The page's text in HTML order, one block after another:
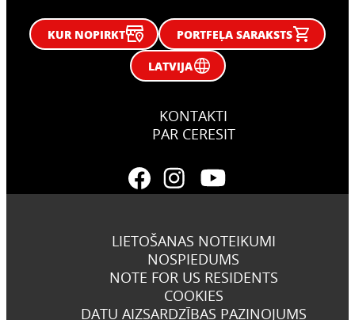
KUR NOPIRKT
PORTFEĻA SARAKSTS
LATVIJA
KONTAKTI
PAR CERESIT
LIETOŠANAS NOTEIKUMI
NOSPIEDUMS
NOTE FOR US RESIDENTS
COOKIES
DATU AIZSARDZĪBAS PAZIŅOJUMS